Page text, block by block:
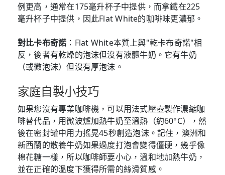
例更高，通常在175毫升杯子中提供，而拿鐵在225
毫升杯子中提供，因此Flat White的咖啡味更濃郁。
對比卡布奇諾 ：Flat White本質上與"乾卡布奇諾"相
反，後者有乾燥的泡沫但沒有液體牛奶。它有牛奶
（或微泡沫）但沒有厚泡沫。
家庭自製小技巧
如果您沒有專業咖啡機，可以用法式壓壺製作濃縮咖
啡替代品，用微波爐加熱牛奶至溫熱（約60°C），然
後在密封罐中用力搖晃45秒創造泡沫。記住，澳洲和
新西蘭的散養牛奶如果過度打泡會變得僵硬，幾乎像
棉花糖一樣，所以咖啡師要小心，溫和地加熱牛奶，
並在正確的溫度下獲得所需的絲滑質感。